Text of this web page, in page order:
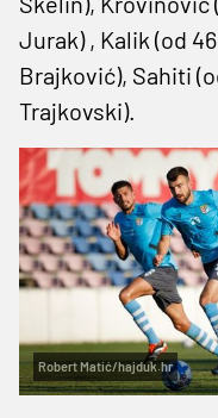
Jurak) , Kalik (od
Brajković), Sahiti
Trajkovski).
Robert Matić/hajduk.hr